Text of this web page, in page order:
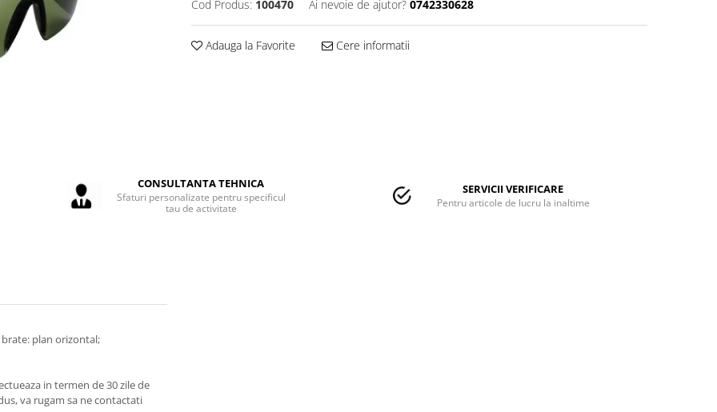
Cod Produs: 100470 Ai nevoie de ajutor? 0742330628
Adauga la Favorite Cere informatii
CONSULTANTA TEHNICA
Sfaturi personalizate pentru specificul
tau de activitate
SERVICII VERIFICARE
Pentru articole de lucru la inaltime
plan orizontal;
in termen de 30 zile de
va rugam sa ne contactati